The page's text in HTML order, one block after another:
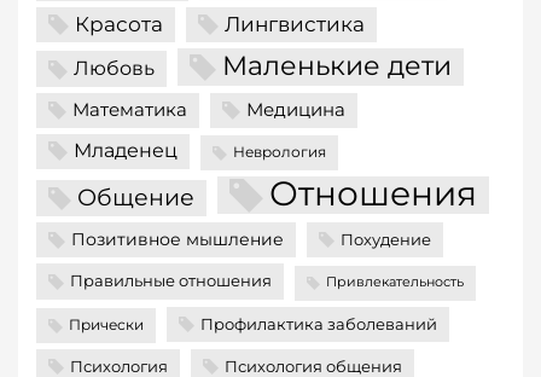
Красота Лингвистика
Любовь Маленькие дети
Математика Медицина
Младенец Неврология
Общение Отношения
Позитивное мышление Похудение
Правильные отношения Привлекательность
Прически Профилактика заболеваний
Психология Психология общения